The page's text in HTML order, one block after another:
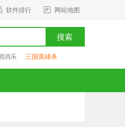
软件排行 网站地图
搜索
消乐 三国英雄杀